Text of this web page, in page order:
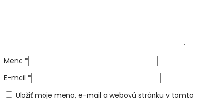
Meno *
E-mail *
Uložiť moje meno, e-mail a webovú stránku v tomto